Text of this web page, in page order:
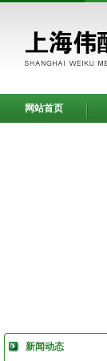
网站首页
新闻动态